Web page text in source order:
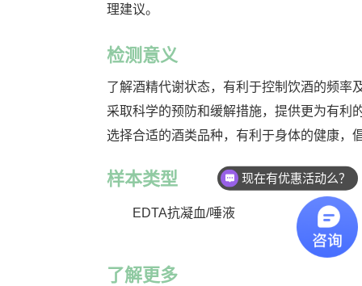
理建议。
检测意义
了解酒精代谢状态，有利于控制饮酒的频率
采取科学的预防和缓解措施，提供更为有利
选择合适的酒类品种，有利于身体的健康，
样本类型
EDTA抗凝血/唾液
了解更多
现在有优惠活动么？